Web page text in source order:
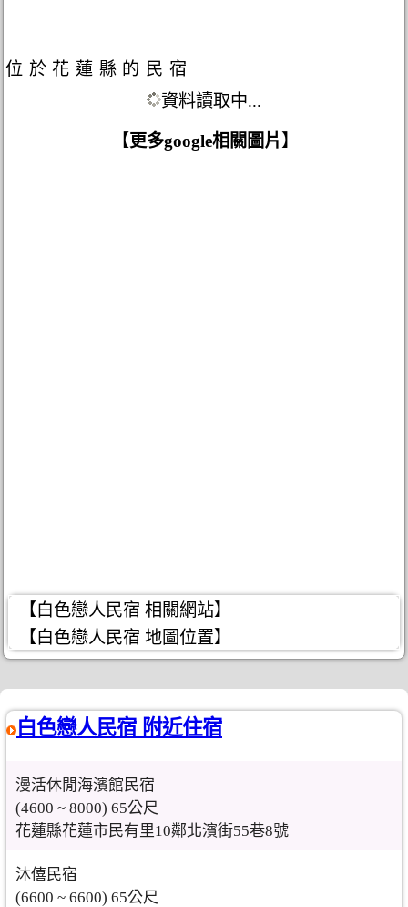
位於花蓮縣的民宿
資料讀取中...
【更多google相關圖片 】
【白色戀人民宿 相關網站】
【白色戀人民宿 地圖位置】
白色戀人民宿 附近住宿
漫活休閒海濱館民宿
(4600 ~ 8000) 65公尺
花蓮縣花蓮市民有里10鄰北濱街55巷8號
沐僖民宿
(6600 ~ 6600) 65公尺